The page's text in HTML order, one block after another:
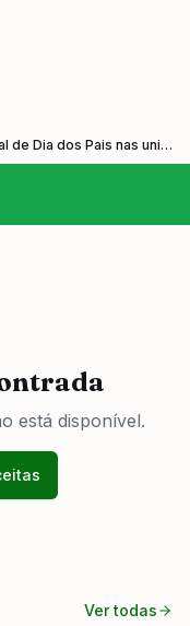
Bom Prato serve almoço especial de Dia dos Pais nas unidades do Vale do Paraíba nesta sexta-feira (7)
está disponível.
Ver todas